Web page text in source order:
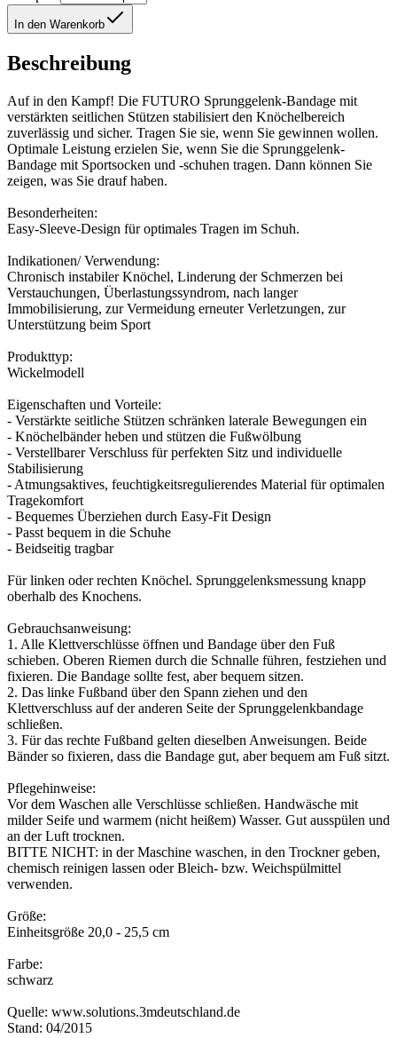
In den Warenkorb
Beschreibung
Auf in den Kampf! Die FUTURO Sprunggelenk-Bandage mit
verstärkten seitlichen Stützen stabilisiert den Knöchelbereich
zuverlässig und sicher. Tragen Sie sie, wenn Sie gewinnen wollen.
Optimale Leistung erzielen Sie, wenn Sie die Sprunggelenk-
Bandage mit Sportsocken und -schuhen tragen. Dann können Sie
zeigen, was Sie drauf haben.
Besonderheiten:
Easy-Sleeve-Design für optimales Tragen im Schuh.
Indikationen/ Verwendung:
Chronisch instabiler Knöchel, Linderung der Schmerzen bei
Verstauchungen, Überlastungssyndrom, nach langer
Immobilisierung, zur Vermeidung erneuter Verletzungen, zur
Unterstützung beim Sport
Produkttyp:
Wickelmodell
Eigenschaften und Vorteile:
- Verstärkte seitliche Stützen schränken laterale Bewegungen ein
- Knöchelbänder heben und stützen die Fußwölbung
- Verstellbarer Verschluss für perfekten Sitz und individuelle
Stabilisierung
- Atmungsaktives, feuchtigkeitsregulierendes Material für optimalen
Tragekomfort
- Bequemes Überziehen durch Easy-Fit Design
- Passt bequem in die Schuhe
- Beidseitig tragbar
Für linken oder rechten Knöchel. Sprunggelenksmessung knapp
oberhalb des Knochens.
Gebrauchsanweisung:
1. Alle Klettverschlüsse öffnen und Bandage über den Fuß
schieben. Oberen Riemen durch die Schnalle führen, festziehen und
fixieren. Die Bandage sollte fest, aber bequem sitzen.
2. Das linke Fußband über den Spann ziehen und den
Klettverschluss auf der anderen Seite der Sprunggelenkbandage
schließen.
3. Für das rechte Fußband gelten dieselben Anweisungen. Beide
Bänder so fixieren, dass die Bandage gut, aber bequem am Fuß sitzt.
Pflegehinweise:
Vor dem Waschen alle Verschlüsse schließen. Handwäsche mit
milder Seife und warmem (nicht heißem) Wasser. Gut ausspülen und
an der Luft trocknen.
BITTE NICHT: in der Maschine waschen, in den Trockner geben,
chemisch reinigen lassen oder Bleich- bzw. Weichspülmittel
verwenden.
Größe:
Einheitsgröße 20,0 - 25,5 cm
Farbe:
schwarz
Quelle: www.solutions.3mdeutschland.de
Stand: 04/2015